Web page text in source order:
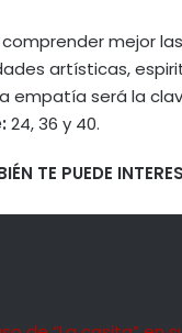
mejor
artísticas,
empatía será la
24, 36 y 40.
TE PUEDE